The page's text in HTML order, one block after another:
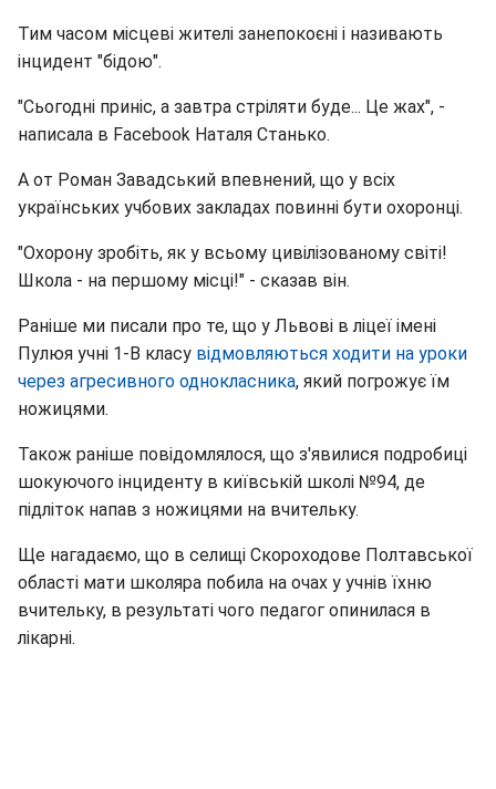
Тим часом місцеві жителі занепокоєні і називають
інцидент "бідою".
"Сьогодні приніс, а завтра стріляти буде... Це жах", -
написала в Facebook Наталя Станько.
А от Роман Завадський впевнений, що у всіх
українських учбових закладах повинні бути охоронці.
"Охорону зробіть, як у всьому цивілізованому світі!
Школа - на першому місці!" - сказав він.
Раніше ми писали про те, що у Львові в ліцеї імені
Пулюя учні 1-В класу відмовляються ходити на уроки
через агресивного однокласника, який погрожує їм
ножицями.
Також раніше повідомлялося, що з'явилися подробиці
шокуючого інциденту в київській школі №94, де
підліток напав з ножицями на вчительку.
Ще нагадаємо, що в селищі Скороходове Полтавської
області мати школяра побила на очах у учнів їхню
вчительку, в результаті чого педагог опинилася в
лікарні.